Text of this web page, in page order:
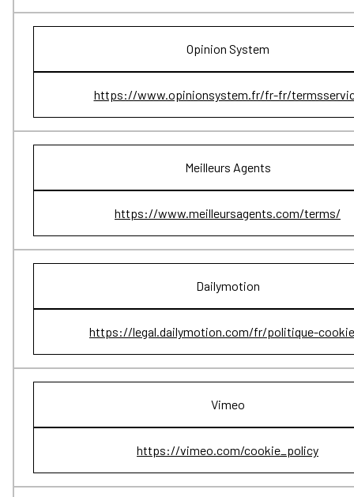
Opinion System
https://www.opinionsystem.fr/fr-fr/
Meilleurs Agents
https://www.meilleursagents.com/terms/
Dailymotion
https://legal.dailymotion.com/fr/politique-
Vimeo
https://vimeo.com/cookie_policy